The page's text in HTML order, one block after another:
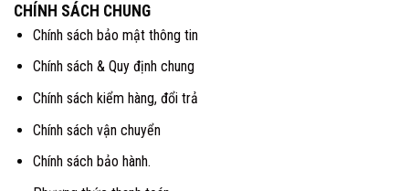
CHÍNH SÁCH CHUNG
Chính sách bảo mật thông tin
Chính sách & Quy định chung
Chính sách kiểm hàng, đổi trả
Chính sách vận chuyển
Chính sách bảo hành.